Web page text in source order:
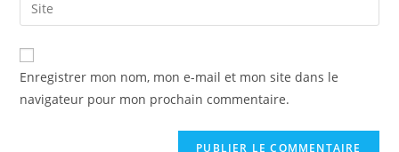
Enregistrer mon nom, mon e-mail et mon site dans le
navigateur pour mon prochain commentaire.